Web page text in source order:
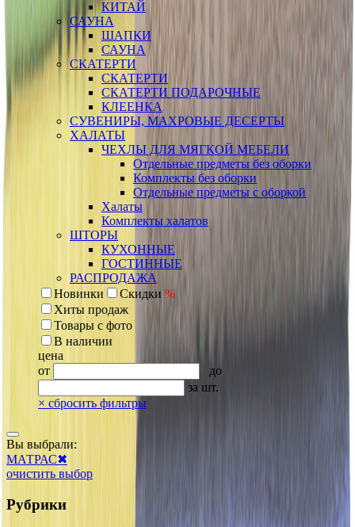
КИТАЙ
САУНА
ШАПКИ
САУНА
СКАТЕРТИ
СКАТЕРТИ
СКАТЕРТИ ПОДАРОЧНЫЕ
КЛЕЕНКА
СУВЕНИРЫ, МАХРОВЫЕ ДЕСЕРТЫ
ХАЛАТЫ
ЧЕХЛЫ ДЛЯ МЯГКОЙ МЕБЕЛИ
Отдельные предметы без оборки
Комплекты без оборки
Отдельные предметы с оборкой
Халаты
Комплекты халатов
ШТОРЫ
КУХОННЫЕ
ГОСТИННЫЕ
РАСПРОДАЖА
Новинки
Скидки %
Хиты продаж
Товары с фото
В наличии
цена
от
до
за шт.
× сбросить фильтры
Вы выбрали:
МАТРАС✖
очистить выбор
Рубрики